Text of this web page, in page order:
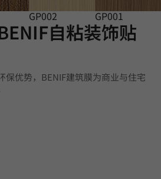
GP002 GP001
自粘装饰贴
保优势，BENIF建筑膜为商业与住宅